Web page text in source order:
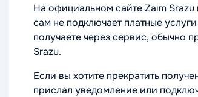
На официальном сайте Zaim Srazu
сам не подключает платные
получаете через сервис, обычно
Srazu.
Если вы хотите прекратить
прислал уведомление или